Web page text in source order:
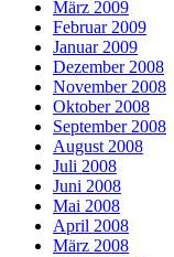
März 2009
Februar 2009
Januar 2009
Dezember 2008
November 2008
Oktober 2008
September 2008
August 2008
Juli 2008
Juni 2008
Mai 2008
April 2008
März 2008